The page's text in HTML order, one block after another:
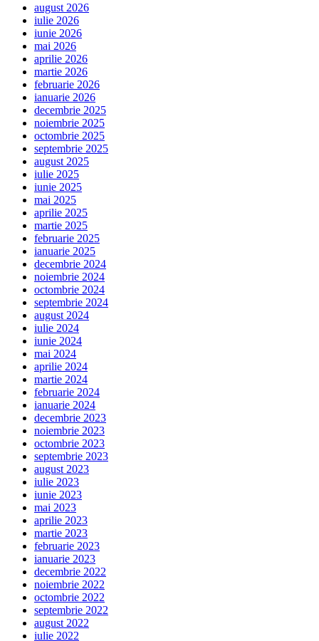
august 2026
iulie 2026
iunie 2026
mai 2026
aprilie 2026
martie 2026
februarie 2026
ianuarie 2026
decembrie 2025
noiembrie 2025
octombrie 2025
septembrie 2025
august 2025
iulie 2025
iunie 2025
mai 2025
aprilie 2025
martie 2025
februarie 2025
ianuarie 2025
decembrie 2024
noiembrie 2024
octombrie 2024
septembrie 2024
august 2024
iulie 2024
iunie 2024
mai 2024
aprilie 2024
martie 2024
februarie 2024
ianuarie 2024
decembrie 2023
noiembrie 2023
octombrie 2023
septembrie 2023
august 2023
iulie 2023
iunie 2023
mai 2023
aprilie 2023
martie 2023
februarie 2023
ianuarie 2023
decembrie 2022
noiembrie 2022
octombrie 2022
septembrie 2022
august 2022
iulie 2022